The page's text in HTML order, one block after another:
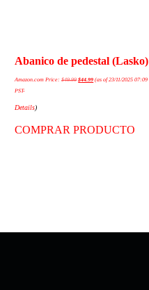
Abanico de pedestal (Lasko)
Amazon.com Price:$49.99 $44.99 (as of 23/11/2025 07:09
PST-
Details)
COMPRAR PRODUCTO